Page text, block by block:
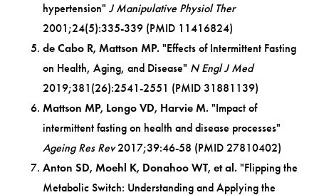
hypertension" J Manipulative Physiol Ther
2001;24(5):335-339 (PMID 11416824)
de Cabo R, Mattson MP. "Effects of Intermittent Fasting
on Health, Aging, and Disease" N Engl J Med
2019;381(26):2541-2551 (PMID 31881139)
Mattson MP, Longo VD, Harvie M. "Impact of
intermittent fasting on health and disease processes"
Ageing Res Rev2017;39:46-58 (PMID 27810402)
Anton SD, Moehl K, Donahoo WT, et al. "Flipping the
Metabolic Switch: Understanding and Applying the